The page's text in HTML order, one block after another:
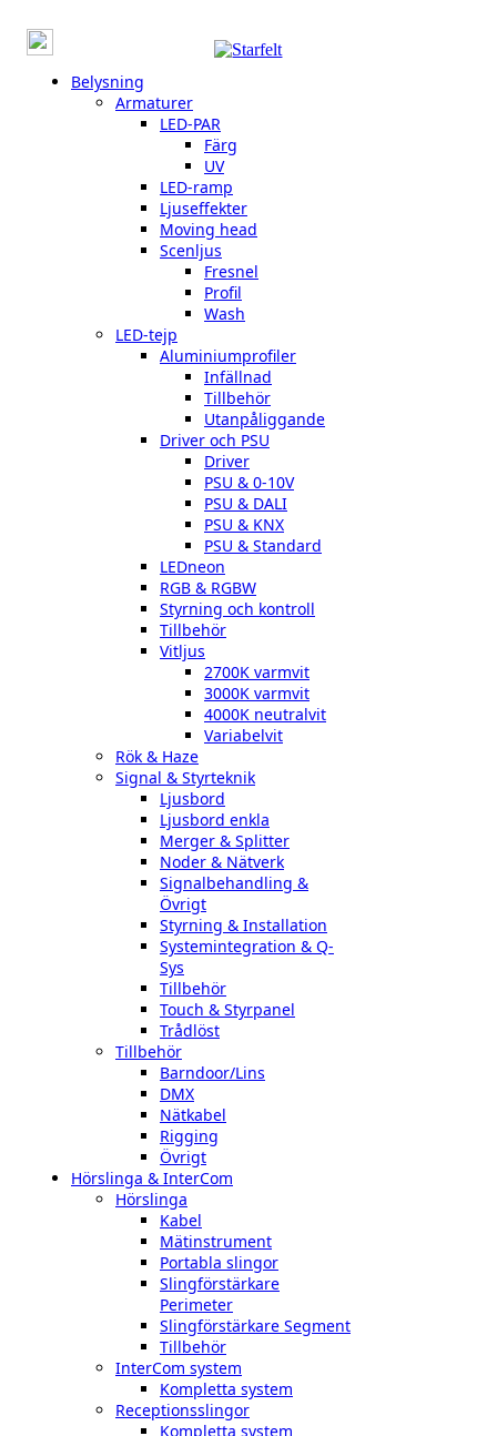
Belysning
Armaturer
LED-PAR
Färg
UV
LED-ramp
Ljuseffekter
Moving head
Scenljus
Fresnel
Profil
Wash
LED-tejp
Aluminiumprofiler
Infällnad
Tillbehör
Utanpåliggande
Driver och PSU
Driver
PSU & 0-10V
PSU & DALI
PSU & KNX
PSU & Standard
LEDneon
RGB & RGBW
Styrning och kontroll
Tillbehör
Vitljus
2700K varmvit
3000K varmvit
4000K neutralvit
Variabelvit
Rök & Haze
Signal & Styrteknik
Ljusbord
Ljusbord enkla
Merger & Splitter
Noder & Nätverk
Signalbehandling &
Övrigt
Styrning & Installation
Systemintegration & Q-
Sys
Tillbehör
Touch & Styrpanel
Trådlöst
Tillbehör
Barndoor/Lins
DMX
Nätkabel
Rigging
Övrigt
Hörslinga & InterCom
Hörslinga
Kabel
Mätinstrument
Portabla slingor
Slingförstärkare
Perimeter
Slingförstärkare Segment
Tillbehör
InterCom system
Kompletta system
Receptionsslingor
Kompletta system